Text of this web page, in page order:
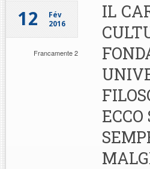
12
Fév
2016
Francamente 2
IL